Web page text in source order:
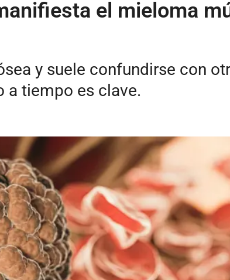
el mieloma
y suele confundirse con
a tiempo es clave.